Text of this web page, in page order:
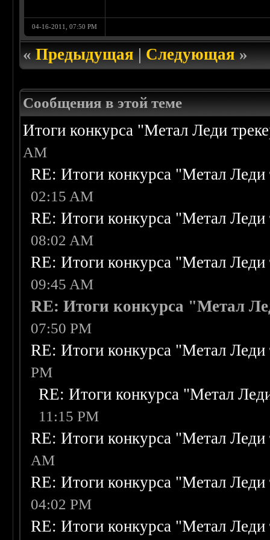
04-16-2011, 07:50 PM
«Предыдущая|Следующая»
Сообщения в этой теме
Итоги конкурса "Метал Леди
AM
RE: Итоги конкурса "Метал Леди
02:15 AM
RE: Итоги конкурса "Метал Леди
08:02 AM
RE: Итоги конкурса "Метал Леди
09:45 AM
RE: Итоги конкурса "Метал
07:50 PM
RE: Итоги конкурса "Метал Леди
PM
RE: Итоги конкурса "Метал
11:15 PM
RE: Итоги конкурса "Метал Леди
AM
RE: Итоги конкурса "Метал Леди
04:02 PM
RE: Итоги конкурса "Метал Леди